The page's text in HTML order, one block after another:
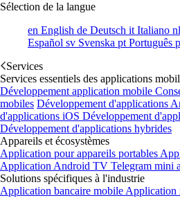
Sélection de la langue
en English de Deutsch it Italiano nl
Español sv Svenska pt Português
Services
Services essentiels des applications
Développement application mobile
mobiles Développement d'applications
d'applications iOS Développement
Développement d'applications hybrides
Appareils et écosystèmes
Application pour appareils portables
Application Android TV Telegram mini
Solutions spécifiques à l'industrie
Application bancaire mobile Application